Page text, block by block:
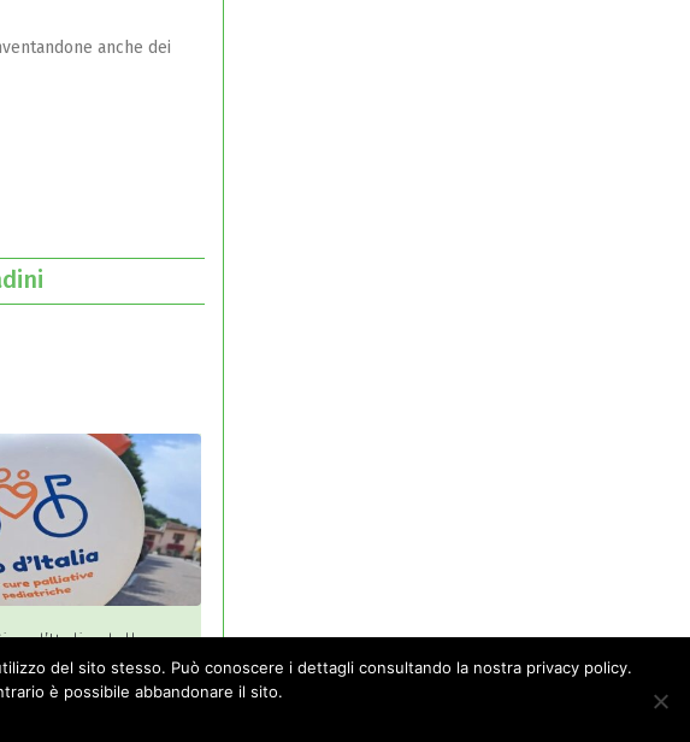
anche dei
d’Italia delle
Pediatriche.
– Lodi”.
del sito stesso. Può conoscere i dettagli consultando la nostra privacy policy.
è possibile abbandonare il sito.